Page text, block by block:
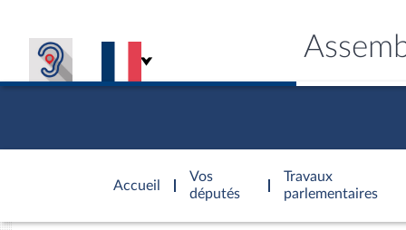
Accueil
d'accueil
Vos
députés
Travaux
parlementaires